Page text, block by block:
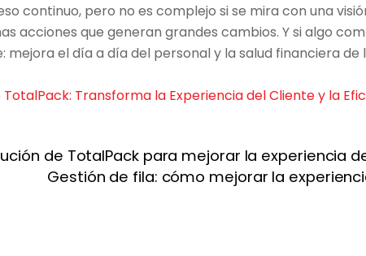
continuo, pero no es complejo si se mira con una
acciones que generan grandes cambios. Y si algo
el día a día del personal y la salud financiera de
Transforma la Experiencia del Cliente y la
de TotalPack para mejorar la experiencia
Gestión de fila: cómo mejorar la